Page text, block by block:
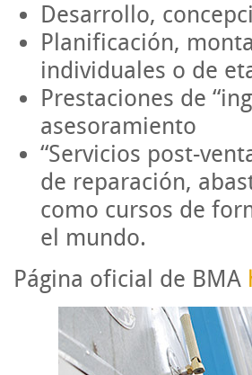
Desarrollo,
Planificación,
individuales o de
Prestaciones de
asesoramiento
“Servicios post-
de reparación,
como cursos de
el mundo.
Página oficial de BMA